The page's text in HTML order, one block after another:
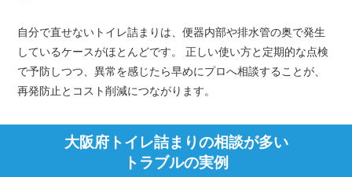
自分で直せないトイレ詰まりは、便器内部や排水管の奥で発生
しているケースがほとんどです。 正しい使い方と定期的な点検
で予防しつつ、異常を感じたら早めにプロへ相談することが、
再発防止とコスト削減につながります。
大阪府トイレ詰まりの相談が多い
トラブルの実例